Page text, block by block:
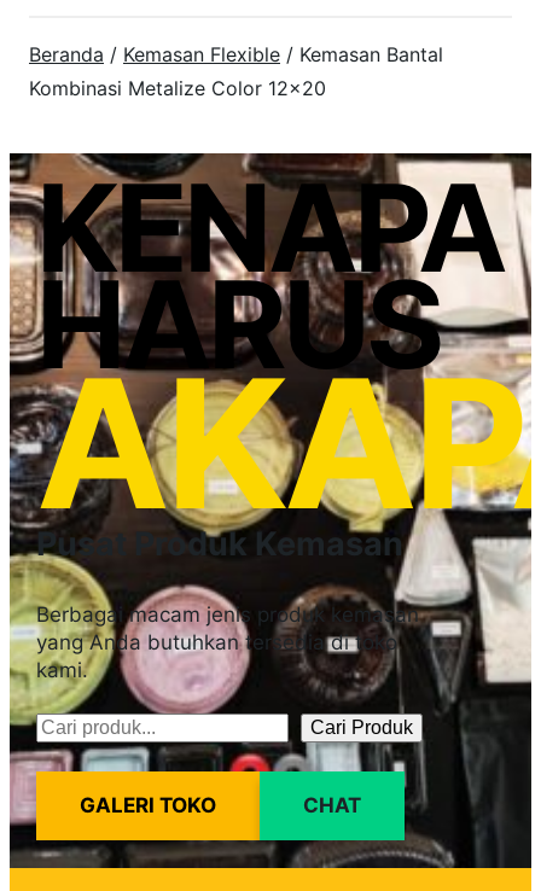
Beranda / Kemasan Flexible / Kemasan Bantal
Kombinasi Metalize Color 12×20
KENAPA
HARUS
Pusat Produk Kemasan
Berbagai macam jenis produk kemasan
yang Anda butuhkan tersedia di toko
kami.
Pencarian Cari Produk
GALERI TOKO CHAT